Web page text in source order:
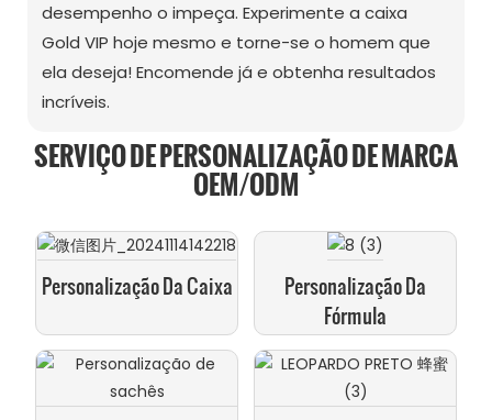
desempenho o impeça. Experimente a caixa
Gold VIP hoje mesmo e torne-se o homem que
ela deseja! Encomende já e obtenha resultados
incríveis.
SERVIÇO DE PERSONALIZAÇÃO DE MARCA
OEM/ODM
Personalização Da Caixa
Personalização Da
Fórmula